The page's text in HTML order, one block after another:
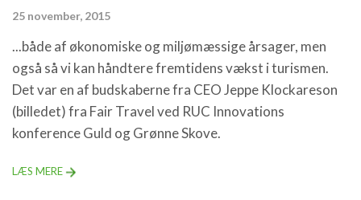
25 november, 2015
...både af økonomiske og miljømæssige årsager, men
også så vi kan håndtere fremtidens vækst i turismen.
Det var en af budskaberne fra CEO Jeppe Klockareson
(billedet) fra Fair Travel ved RUC Innovations
konference Guld og Grønne Skove.
LÆS MERE